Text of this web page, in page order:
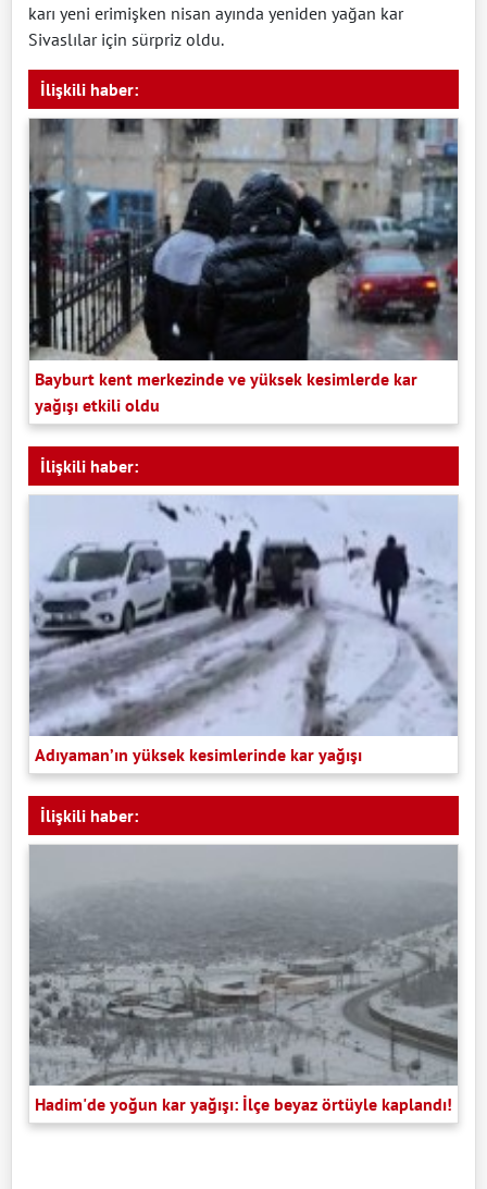
karı yeni erimişken nisan ayında yeniden yağan kar
Sivaslılar için sürpriz oldu.
İlişkili haber:
Bayburt kent merkezinde ve yüksek kesimlerde kar
yağışı etkili oldu
İlişkili haber:
Adıyaman’ın yüksek kesimlerinde kar yağışı
İlişkili haber:
Hadim'de yoğun kar yağışı: İlçe beyaz örtüyle kaplandı!